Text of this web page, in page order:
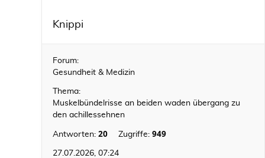
Knippi
Forum:
Gesundheit & Medizin
Thema:
Muskelbündelrisse an beiden waden übergang zu
den achillessehnen
Antworten: 20 Zugriffe: 949
27.07.2026, 07:24